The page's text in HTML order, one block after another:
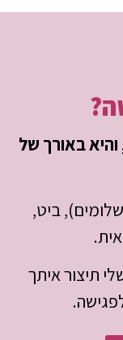
+ מע״מ, והיא באורך של
ביט,
תיצור איתך